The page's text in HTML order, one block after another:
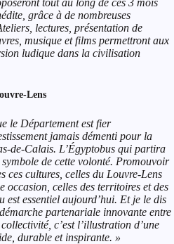
grâce à de nombreuses
lectures, présentation de
musique et films permettront aux
ludique dans la civilisation
Lens
le Département est fier
jamais démenti pour la
de-Calais. L’Égyptobus qui partira
de cette volonté. Promouvoir
ces cultures, celles du Louvre-Lens
occasion, celles des territoires et des
est essentiel aujourd’hui. Et je le dis
partenariale innovante entre
c’est l’illustration d’une
durable et inspirante. »